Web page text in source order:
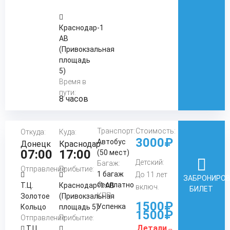
Краснодар-1
АВ
(Привокзальная
площадь
5)
Время в
пути:
8 часов
Откуда:
Донецк
07:00
Отправление:
Т.Ц.
Золотое
Кольцо
Отправление:
Куда:
Краснодар
17:00
Прибытие:
Краснодар-1 АВ
(Привокзальная
площадь 5)
Прибытие:
Транспорт:
Автобус
(50 мест)
Багаж:
1 багаж
бесплатно
КПП:
Успенка
Стоимость:
3000₽
Детский:
До 11 лет
включ.
1500₽
1500₽
БИЛЕТ